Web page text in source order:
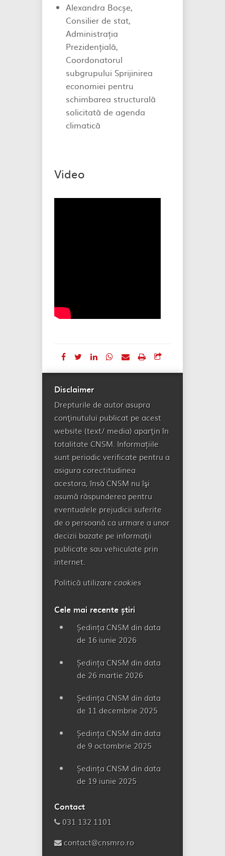
Alexandra Bocșe,
Consilier de stat,
Administrația
Prezidențială,
Coordonatorul
subgrupului Sprijinirea
economiei pentru
schimbarea structurală
solicitată de agenda
climatică
Video
Disclaimer
Drepturile de autor asupra
conţinutului publicat pe acest
website (text/ media) aparţin în
totalitate CNSM. Informațiile
sunt periodic verificate pentru a
asigura corectitudinea
acestora, însă CNSM nu îşi
asumă răspunderea pentru
eventualele prejudicii suferite
de o persoană ca urmare a unor
decizii bazate pe informaţii
publicate sau vehiculate prin
internet.
Politică utilizare cookies
Cele mai recente știri
Ședința CNSM din data
de 16 iunie 2026
Ședința CNSM din data
de 26 martie 2026
Ședința CNSM din data
de 11 decembrie 2025
Ședința CNSM din data
de 9 octombrie 2025
Ședința CNSM din data
de 19 iunie 2025
Contact
031 132 1101
contact@cnsmro.ro